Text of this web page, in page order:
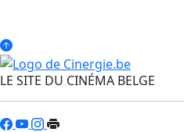
LE SITE DU CINÉMA BELGE